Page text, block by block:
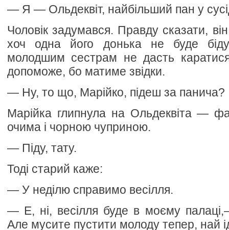
— Я — Ольдеквіт, найбільший пан у
Чоловік задумався. Правду сказати,
хоч одна його донька не буде
молодшим сестрам не дасть
допоможе, бо матиме звідки.
— Ну, то що, Марійко, підеш за панича?
Марійка глипнула на Ольдеквіта —
очима і чорною чуприною.
— Піду, тату.
Тоді старий каже:
— У неділю справимо весілля.
— Е, ні, весілля буде в моєму
Але мусите пустити молоду тепер, най